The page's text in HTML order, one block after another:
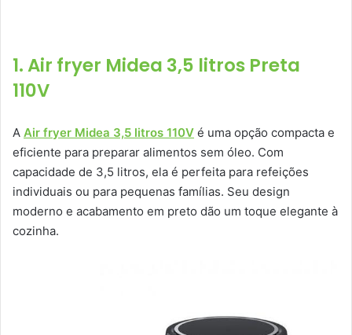
1. Air fryer Midea 3,5 litros Preta
110V
A Air fryer Midea 3,5 litros 110V é uma opção compacta e
eficiente para preparar alimentos sem óleo. Com
capacidade de 3,5 litros, ela é perfeita para refeições
individuais ou para pequenas famílias. Seu design
moderno e acabamento em preto dão um toque elegante à
cozinha.